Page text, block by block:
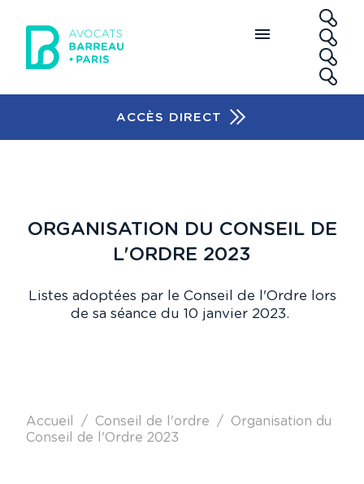
ACCÈS DIRECT
ORGANISATION DU CONSEIL DE
L'ORDRE 2023
Listes adoptées par le Conseil de l'Ordre lors
de sa séance du 10 janvier 2023.
Fil d'Ariane
Accueil Conseil de l'ordre
Organisation du
Conseil de l'Ordre 2023